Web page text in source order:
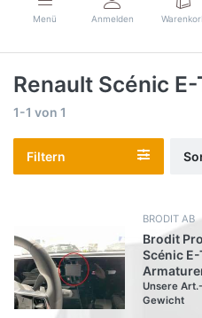
Menü Anmelden
Renault Scénic E-
1-1 von 1
Filtern
BRODIT AB
Brodit
Scénic
Unsere
Gewicht